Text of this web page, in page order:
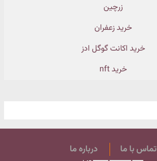
زرچین
خرید زعفران
خرید اکانت گوگل ادز
خرید nft
تماس با ما درباره ما